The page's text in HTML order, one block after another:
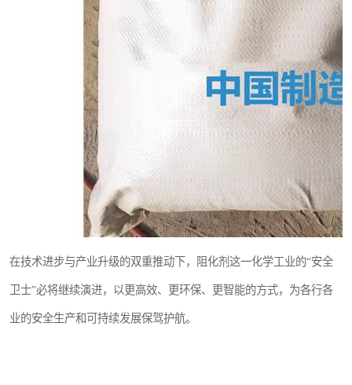
在技术进步与产业升级的双重推动下，阻化剂这一化学工业的“安全
卫士”必将继续演进，以更高效、更环保、更智能的方式，为各行各
业的安全生产和可持续发展保驾护航。